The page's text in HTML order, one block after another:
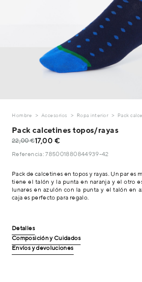
Hombre Accesorios Ropa interior Pack
Pack calcetines topos/rayas
22,00 €17,00 €
Referencia: 785001880844939-42
Pack de calcetines en topos y rayas. Un par es
tiene el talón y la punta en naranja y el otro
lunares en azulón con la punta y el talón en
caja es perfecto para regalo.
Detalles
Composición y Cuidados
Envíos y devoluciones